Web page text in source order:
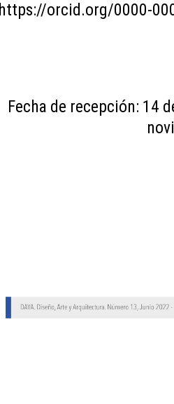
https://orcid.org/0000-
Fecha de recepción: 14